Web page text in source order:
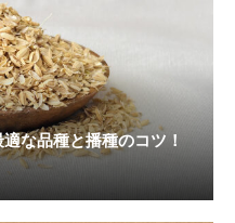
な品種と播種のコツ！